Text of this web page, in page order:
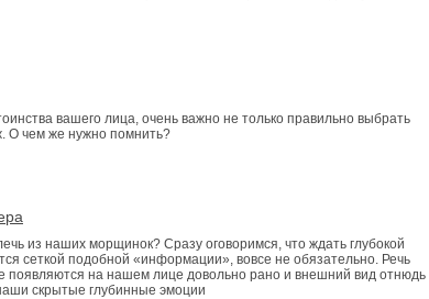
вашего лица, очень важно не только правильно выбрать
О чем же нужно помнить?
из наших морщинок? Сразу оговоримся, что ждать глубокой
сеткой подобной «информации», вовсе не обязательно. Речь
появляются на нашем лице довольно рано и внешний вид отнюдь
скрытые глубинные эмоции